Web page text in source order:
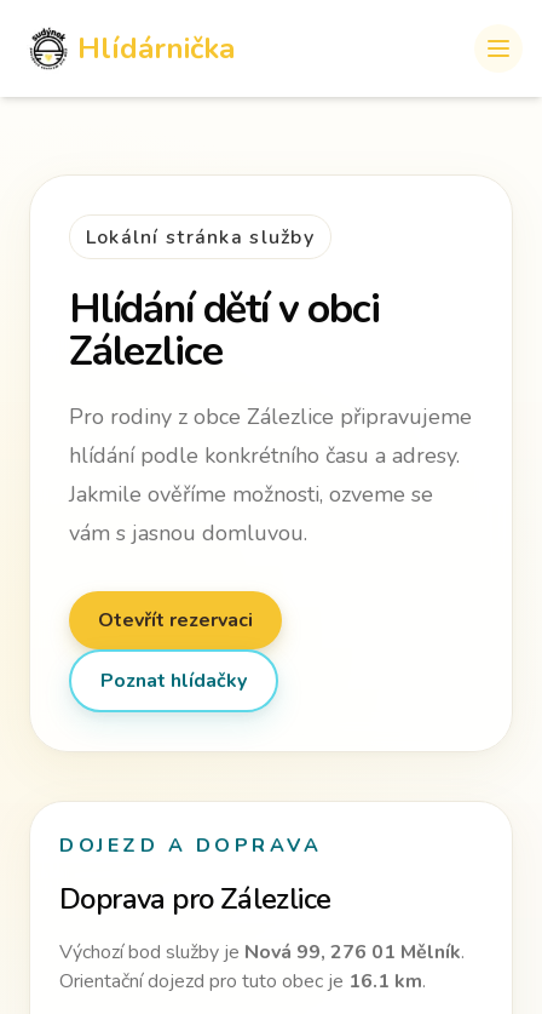
Hlídárnička
Lokální stránka služby
Hlídání dětí v obci
Zálezlice
Pro rodiny z obce Zálezlice připravujeme
hlídání podle konkrétního času a adresy.
Jakmile ověříme možnosti, ozveme se
vám s jasnou domluvou.
Otevřít rezervaci
Poznat hlídačky
DOJEZD A DOPRAVA
Doprava proZálezlice
Výchozí bod služby je Nová 99, 276 01 Mělník.
Orientační dojezd pro tuto obec je 16.1 km.